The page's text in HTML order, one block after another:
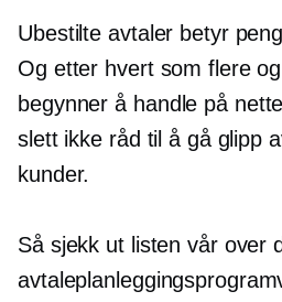
Ubestilte avtaler betyr
Og etter hvert som flere
begynner å handle på
slett ikke råd til å gå glipp
kunder.
Så sjekk ut listen vår over